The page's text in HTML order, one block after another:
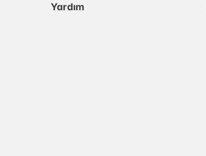
Yardım